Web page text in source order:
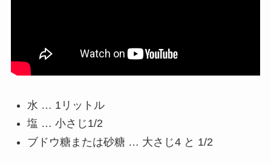
水 … 1リットル
塩 … 小さじ1/2
ブドウ糖または砂糖 … 大さじ4 と 1/2